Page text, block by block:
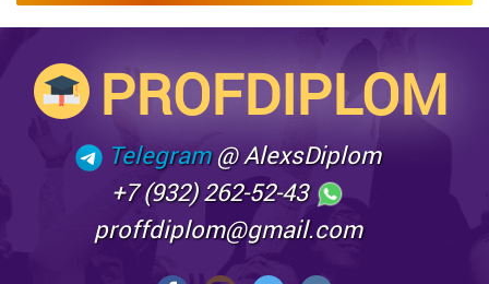
PROFDIPLOM
Telegram @ AlexsDiplom
+7 (932) 262-52-43
proffdiplom@gmail.com